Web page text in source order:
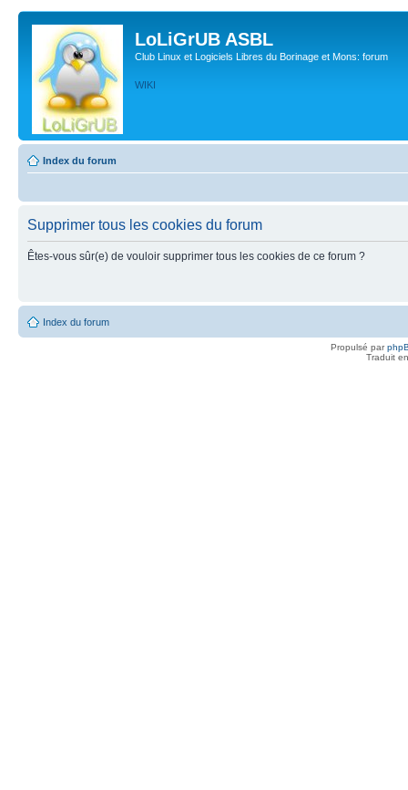
LoLiGrUB ASBL
Club Linux et Logiciels Libres du Borinage et Mons: forum
WIKI
Index du forum
Supprimer tous les cookies du forum
Êtes-vous sûr(e) de vouloir supprimer tous les cookies de ce forum ?
Index du forum
Propulsé par
Traduit